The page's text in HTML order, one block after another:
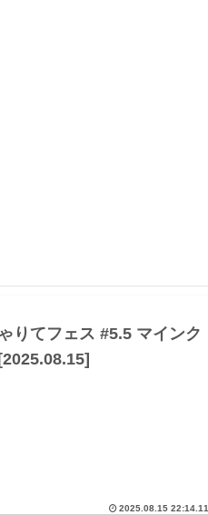
りてフェス #5.5 マインク
2025.08.15 22:14.11